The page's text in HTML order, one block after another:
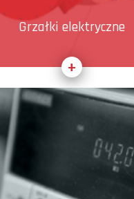
Grzałki elektryczne